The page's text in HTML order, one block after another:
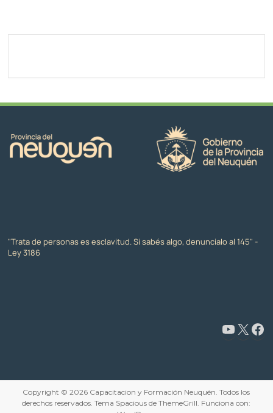
"Trata de personas es esclavitud. Si sabés algo, denuncialo al 145" -
Ley 3186
www.youtube.com/@CapacitaciónyFormaciónNeuquén X Facebook
Copyright © 2026 Capacitacion y Formación Neuquén. Todos los
derechos reservados. Tema Spacious de ThemeGrill. Funciona con: